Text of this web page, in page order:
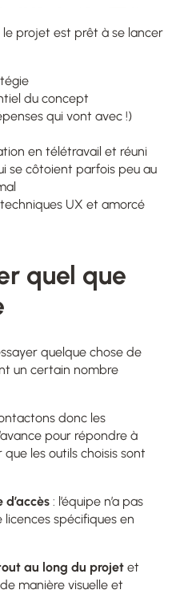
le projet est prêt à se lancer
du concept
qui vont avec !)
en télétravail et réuni
se côtoient parfois peu au
UX et amorcé
quel que
quelque chose de
un certain nombre
donc les
pour répondre à
que les outils choisis sont
: l’équipe n’a pas
spécifiques en
au long du projet et
manière visuelle et